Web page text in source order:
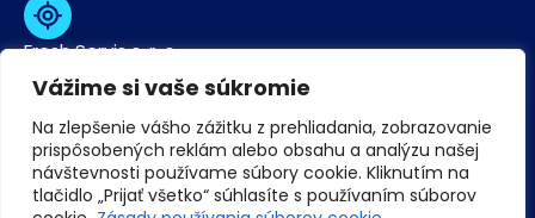
Vážime si vaše súkromie
Na zlepšenie vášho zážitku z prehliadania, zobrazovanie
prispôsobených reklám alebo obsahu a analýzu našej
návštevnosti používame súbory cookie. Kliknutím na
tlačidlo „Prijať všetko“ súhlasíte s používaním súborov
Fresh Servis s. r. o.
Zlatohorská 4645/19
841 03 Bratislava-Lamač
IČO: 57282439
DIČ: 2122648902
DomovSlužbyO násBlogKontakt
© 2025 Freshservis. Všetky práva vyhradené.